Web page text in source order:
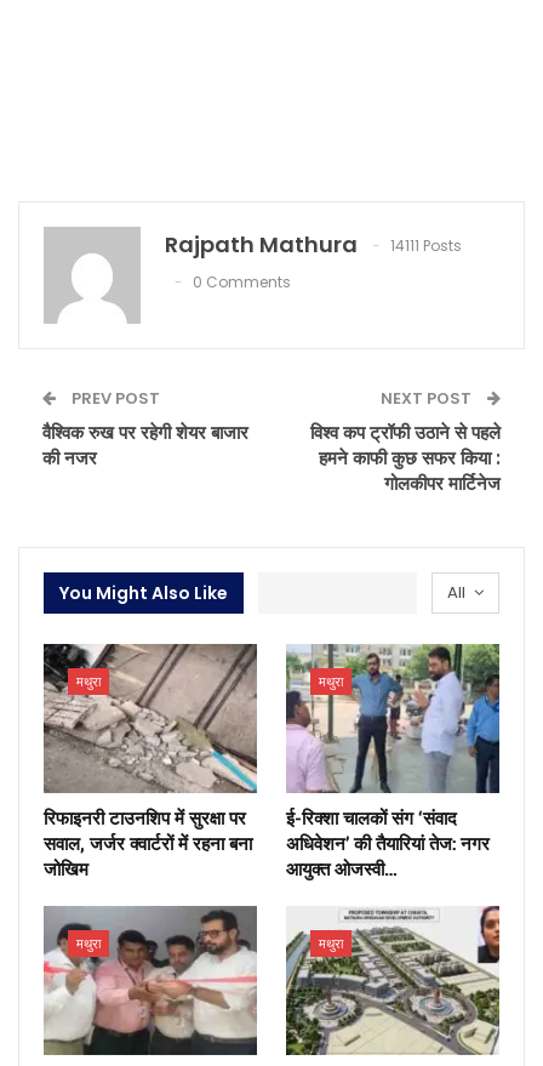
Rajpath Mathura
14111 Posts
0 Comments
PREV POST
वैश्विक रुख पर रहेगी शेयर बाजार
की नजर
NEXT POST
विश्व कप ट्रॉफी उठाने से पहले
हमने काफी कुछ सफर किया :
गोलकीपर मार्टिनेज
All
You Might Also Like
मथुरा
रिफाइनरी टाउनशिप में सुरक्षा पर
सवाल, जर्जर क्वार्टरों में रहना बना
जोखिम
मथुरा
ई-रिक्शा चालकों संग ‘संवाद
अधिवेशन’ की तैयारियां तेज: नगर
आयुक्त ओजस्वी…
मथुरा मथुरा